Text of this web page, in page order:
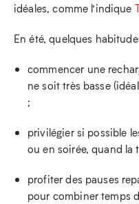
idéales, comme l’indique
En été, quelques
commencer une
ne soit très basse
;
privilégier si possible
ou en soirée, quand la
profiter des pauses
pour combiner temps